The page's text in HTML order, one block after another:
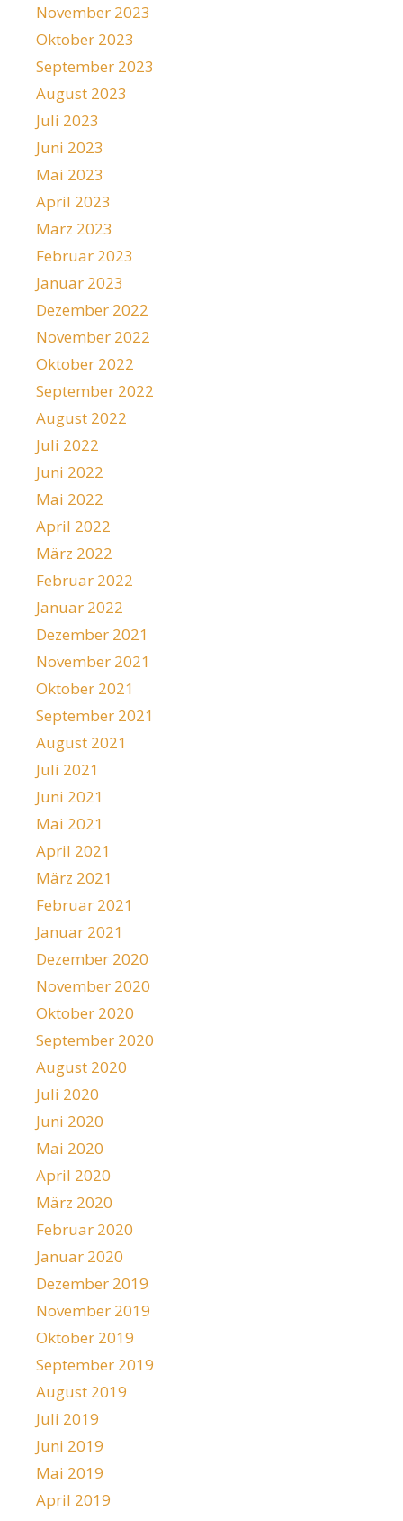
November 2023
Oktober 2023
September 2023
August 2023
Juli 2023
Juni 2023
Mai 2023
April 2023
März 2023
Februar 2023
Januar 2023
Dezember 2022
November 2022
Oktober 2022
September 2022
August 2022
Juli 2022
Juni 2022
Mai 2022
April 2022
März 2022
Februar 2022
Januar 2022
Dezember 2021
November 2021
Oktober 2021
September 2021
August 2021
Juli 2021
Juni 2021
Mai 2021
April 2021
März 2021
Februar 2021
Januar 2021
Dezember 2020
November 2020
Oktober 2020
September 2020
August 2020
Juli 2020
Juni 2020
Mai 2020
April 2020
März 2020
Februar 2020
Januar 2020
Dezember 2019
November 2019
Oktober 2019
September 2019
August 2019
Juli 2019
Juni 2019
Mai 2019
April 2019